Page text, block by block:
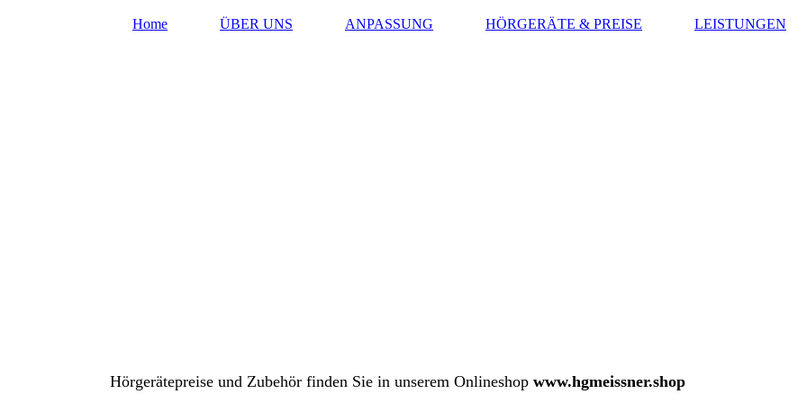
Home ÜBER UNS ANPASSUNG HÖRGERÄTE & PREISE LEISTUNGEN
Hörgerätepreise und Zubehör finden Sie in unserem Onlineshop www.hgmeissner.shop